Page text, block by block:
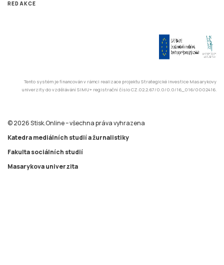
Tento systém je financován v rámci realizace projektu Strategické investice Masarykovy
Fakulta sociálních studií
Masarykova univerzita